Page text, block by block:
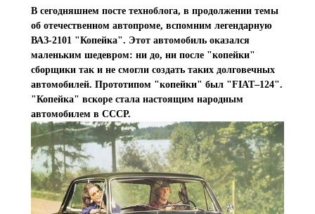
В сегодняшнем посте техноблога, в продолжении темы
об отечественном автопроме, вспомним легендарную
ВАЗ-2101 "Копейка". Этот автомобиль оказался
маленьким шедевром: ни до, ни после "копейки"
сборщики так и не смогли создать таких долговечных
автомобилей. Прототипом "копейки" был "FIAT–124".
"Копейка" вскоре стала настоящим народным
автомобилем в СССР.